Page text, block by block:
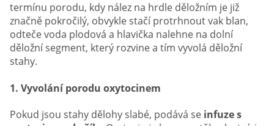
termínu porodu, kdy nález na hrdle děložním je již
značně pokročilý, obvykle stačí protrhnout vak blan,
odteče voda plodová a hlavička nalehne na dolní
děložní segment, který rozvine a tím vyvolá děložní
stahy.
1. Vyvolání porodu oxytocinem
Pokud jsou stahy dělohy slabé, podává se infuze s